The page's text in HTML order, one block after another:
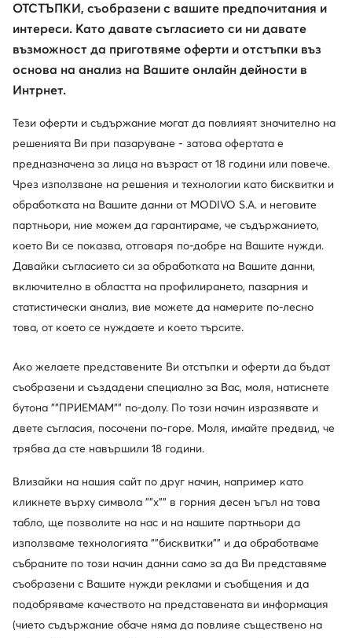
още 25% Код: SUMMER
Нови
KARL LAGERFELD
Сникърси · Бял
226,99€
Нови
DC Shoes
Сникърси · Кафяв
69,99€
Нови
Сникърси · Бял
44,99€
Нови
Сникърси · Светлобежов
69,99€
ОТСТЪПКИ, съобразени с вашите предпочитания и
интереси. Като давате съгласието си ни давате
възможност да приготвяме оферти и отстъпки въз
основа на анализ на Вашите онлайн дейности в
Интрнет.
Тези оферти и съдържание могат да повлияят значително на
решенията Ви при пазаруване - затова офертата е
предназначена за лица на възраст от 18 години или повече.
Чрез използване на решения и технологии като бисквитки и
обработката на Вашите данни от MODIVO S.A. и неговите
партньори, ние можем да гарантираме, че съдържанието,
което Ви се показва, отговаря по-добре на Вашите нужди.
Давайки съгласието си за обработката на Вашите данни,
включително в областта на профилирането, пазарния и
статистически анализ, вие можете да намерите по-лесно
това, от което се нуждаете и което търсите.
Ако желаете представените Ви отстъпки и оферти да бъдат
съобразени и създадени специално за Вас, моля, натиснете
бутона ""ПРИЕМАМ"" по-долу. По този начин изразявате и
двете съгласия, посочени по-горе. Моля, имайте предвид, че
трябва да сте навършили 18 години.
Влизайки на нашия сайт по друг начин, например като
кликнете върху символа ""x"" в горния десен ъгъл на това
табло, ще позволите на нас и на нашите партньори да
използваме технологията ""бисквитки"" и да обработваме
събраните по този начин данни само за да Ви представяме
съобразени с Вашите нужди реклами и съобщения и да
подобряваме качеството на представената ви информация
(чието съдържание обаче няма да повлияе съществено на